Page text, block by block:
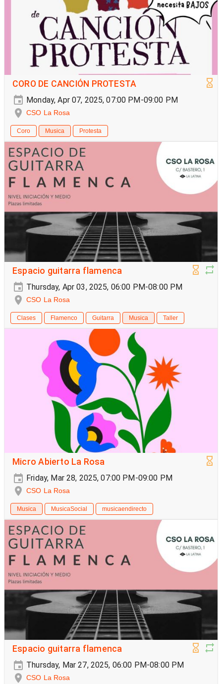
CORO DE CANCIÓN PROTESTA
Monday, Apr 07, 2025, 07:00 PM-09:00 PM
CSO La Rosa
Coro Musica Protesta
Espacio guitarra flamenca
Thursday, Apr 03, 2025, 06:00 PM-08:00 PM
CSO La Rosa
Clases Flamenco Guitarra Musica Taller
Micro Abierto La Rosa
Friday, Mar 28, 2025, 07:00 PM-09:00 PM
CSO La Rosa
Musica MusicaSocial musicaendirecto
Espacio guitarra flamenca
Thursday, Mar 27, 2025, 06:00 PM-08:00 PM
CSO La Rosa